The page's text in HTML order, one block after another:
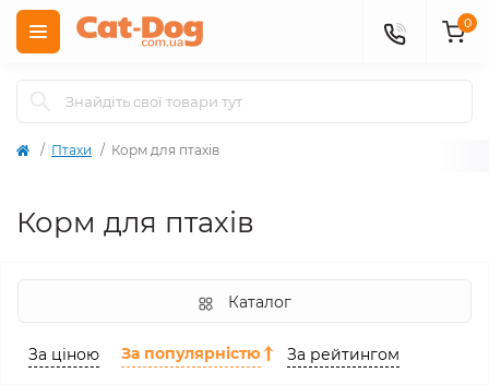
0
Птахи Корм для птахів
Корм для птахів
Каталог
За ціною За популярністю За рейтингом